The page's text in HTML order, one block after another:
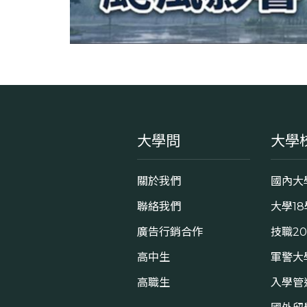
大學問
關於我們
聯絡我們
廣告行銷合作
高中生
高職生
大學
國內大
大學
技職
軍警大
入學管